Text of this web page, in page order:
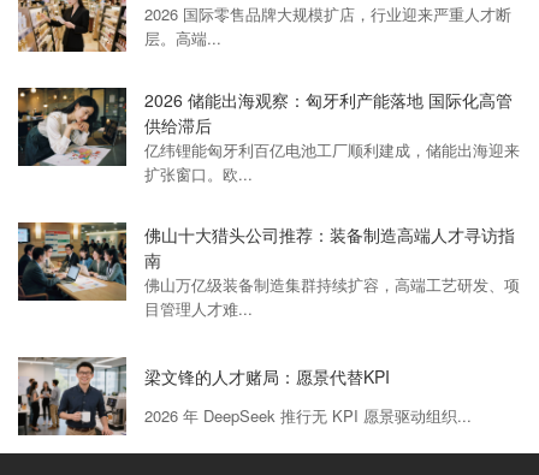
2026 国际零售品牌大规模扩店，行业迎来严重人才断
层。高端...
2026 储能出海观察：匈牙利产能落地 国际化高管
供给滞后
亿纬锂能匈牙利百亿电池工厂顺利建成，储能出海迎来
扩张窗口。欧...
佛山十大猎头公司推荐：装备制造高端人才寻访指
南
佛山万亿级装备制造集群持续扩容，高端工艺研发、项
目管理人才难...
梁文锋的人才赌局：愿景代替KPI
2026 年 DeepSeek 推行无 KPI 愿景驱动组织...